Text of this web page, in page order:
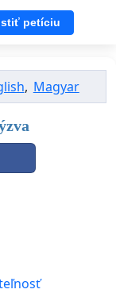
petíciu
, Magyar